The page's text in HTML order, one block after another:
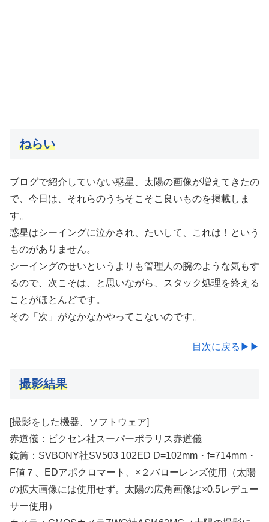
ねらい
ブログで紹介していない惑星、太陽の画像が増えてきたの
で、今日は、それらのうちそこそこ良いものを掲載しま
す。
惑星はシーイングに泣かされ、たいして、これは！という
ものがありません。
シーイングのせいというよりも管理人の腕のような気もす
るので、次こそは、と思いながら、スタック処理を終える
ことがほとんどです。
その「次」がなかなかやってこないのです。
目次に戻る▶▶
撮影結果
[撮影をした機器、ソフトウェア]
赤道儀：ビクセン社スーパーポラリス赤道儀
鏡筒：SVBONY社SV503 102ED D=102mm・f=714mm・
F値７、EDアポクロマート、×２バローレンズ使用（太陽
の拡大画像には使用せず。太陽の広角画像は×0.5レデュー
サー使用）